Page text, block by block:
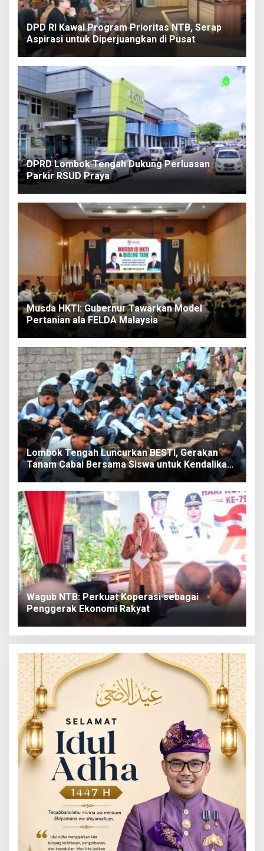
DPD RI Kawal Program Prioritas NTB, Serap
Aspirasi untuk Diperjuangkan di Pusat
DPRD Lombok Tengah Dukung Perluasan
Parkir RSUD Praya
Musda HKTI: Gubernur Tawarkan Model
Pertanian ala FELDA Malaysia
Lombok Tengah Luncurkan BESTI, Gerakan
Tanam Cabai Bersama Siswa untuk Kendalikan
Inflasi
Wagub NTB: Perkuat Koperasi sebagai
Penggerak Ekonomi Rakyat